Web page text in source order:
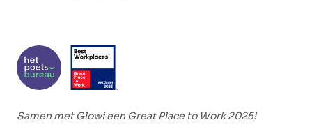
Samen met Glowi een Great Place to Work 2025!